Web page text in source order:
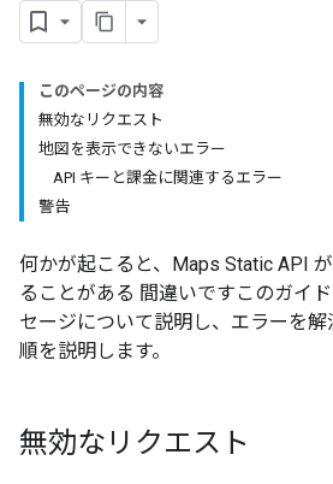
このページの内容
無効なリクエスト
地図を表示できないエラー
API キーと課金に関連するエラー
警告
何かが起こると、Maps Static API
ることがある 間違いですこのガイ
セージについて説明し、エラーを
順を説明します。
無効なリクエスト